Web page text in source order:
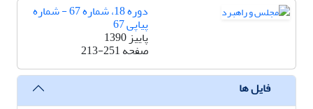
دوره 18، شماره 67 - شماره
پیاپی 67
پاییز 1390
صفحه213-251
فایل ها